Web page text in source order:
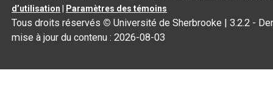
d’utilisation
Paramètres des témoins
Tous droits réservés © Université de Sherbrooke |3.2.2 -
mise à jour du contenu :2026-08-03